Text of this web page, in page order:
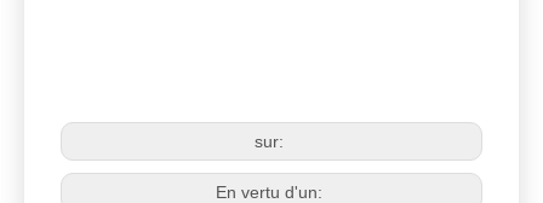
sur:
En vertu d'un: